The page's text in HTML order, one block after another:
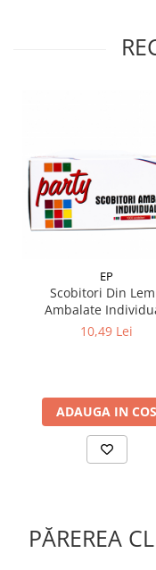
EP
Scobitori Din
Ambalate
6,5x2mm, 1000
10,49 Lei
ADAUGA IN COS
PĂREREA